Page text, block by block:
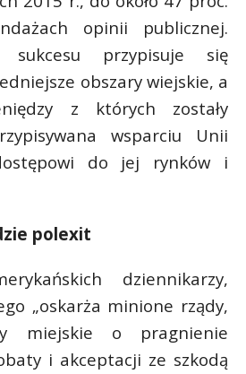
opinii publicznej.
przypisuje się
obszary wiejskie, a
z których zostały
wsparciu Unii
do jej rynków i
polexit
dziennikarzy,
„oskarża minione rządy,
miejskie o pragnienie
i akceptacji ze szkodą